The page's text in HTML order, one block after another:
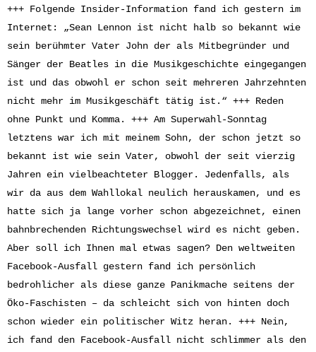
+++ Folgende Insider-Information fand ich gestern im
Internet: „Sean Lennon ist nicht halb so bekannt wie
sein berühmter Vater John der als Mitbegründer und
Sänger der Beatles in die Musikgeschichte eingegangen
ist und das obwohl er schon seit mehreren Jahrzehnten
nicht mehr im Musikgeschäft tätig ist.“ +++ Reden
ohne Punkt und Komma. +++ Am Superwahl-Sonntag
letztens war ich mit meinem Sohn, der schon jetzt so
bekannt ist wie sein Vater, obwohl der seit vierzig
Jahren ein vielbeachteter Blogger. Jedenfalls, als
wir da aus dem Wahllokal neulich herauskamen, und es
hatte sich ja lange vorher schon abgezeichnet, einen
bahnbrechenden Richtungswechsel wird es nicht geben.
Aber soll ich Ihnen mal etwas sagen? Den weltweiten
Facebook-Ausfall gestern fand ich persönlich
bedrohlicher als diese ganze Panikmache seitens der
Öko-Faschisten – da schleicht sich von hinten doch
schon wieder ein politischer Witz heran. +++ Nein,
ich fand den Facebook-Ausfall nicht schlimmer als den